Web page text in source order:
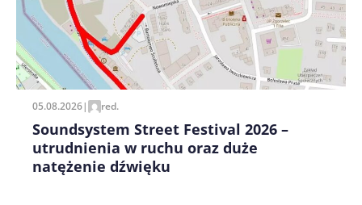
Zapamiętaj moje dane w tej przeglądarce podczas
pisania kolejnych komentarzy.
05.08.2026| red.
Soundsystem Street Festival 2026 –
utrudnienia w ruchu oraz duże
natężenie dźwięku